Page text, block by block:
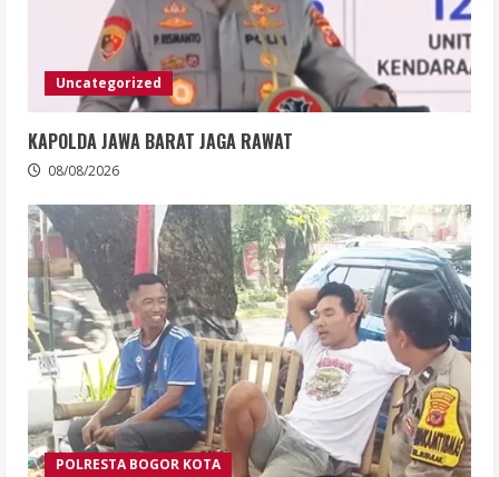
Uncategorized
KAPOLDA JAWA BARAT JAGA RAWAT
08/08/2026
POLRESTA BOGOR KOTA